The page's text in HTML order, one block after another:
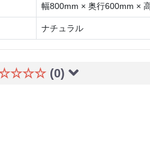
幅800mm × 奥行600mm ×
ナチュラル
(0)